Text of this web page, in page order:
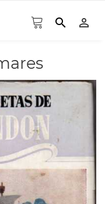
search person_outline